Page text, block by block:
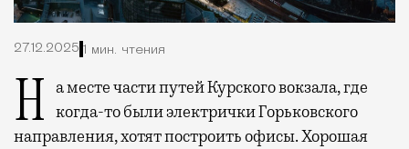
27.12.2025 1 мин. чтения
На месте части путей Курского вокзала, где когда-то были электрички Горьковского
направления, хотят построить офисы. Хорошая